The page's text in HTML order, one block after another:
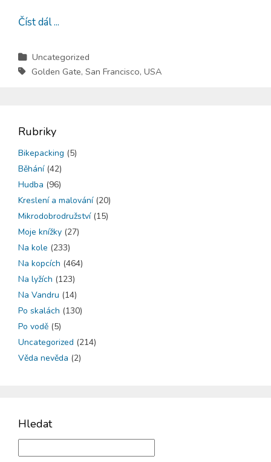
Číst dál ...
Uncategorized
Golden Gate, San Francisco, USA
Rubriky
Bikepacking (5)
Běhání(42)
Hudba (96)
Kreslení a malování(20)
Mikrodobrodružství(15)
Moje knížky (27)
Na kole (233)
Na kopcích (464)
Na lyžích (123)
Na Vandru (14)
Po skalách (130)
Po vodě (5)
Uncategorized (214)
Věda nevěda (2)
Hledat